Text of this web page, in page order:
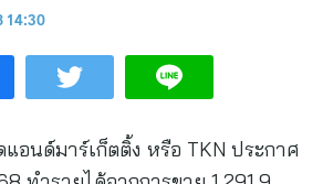
14:30
อนด์มาร์เก็ตติ้ง หรือ TKN ประกาศ